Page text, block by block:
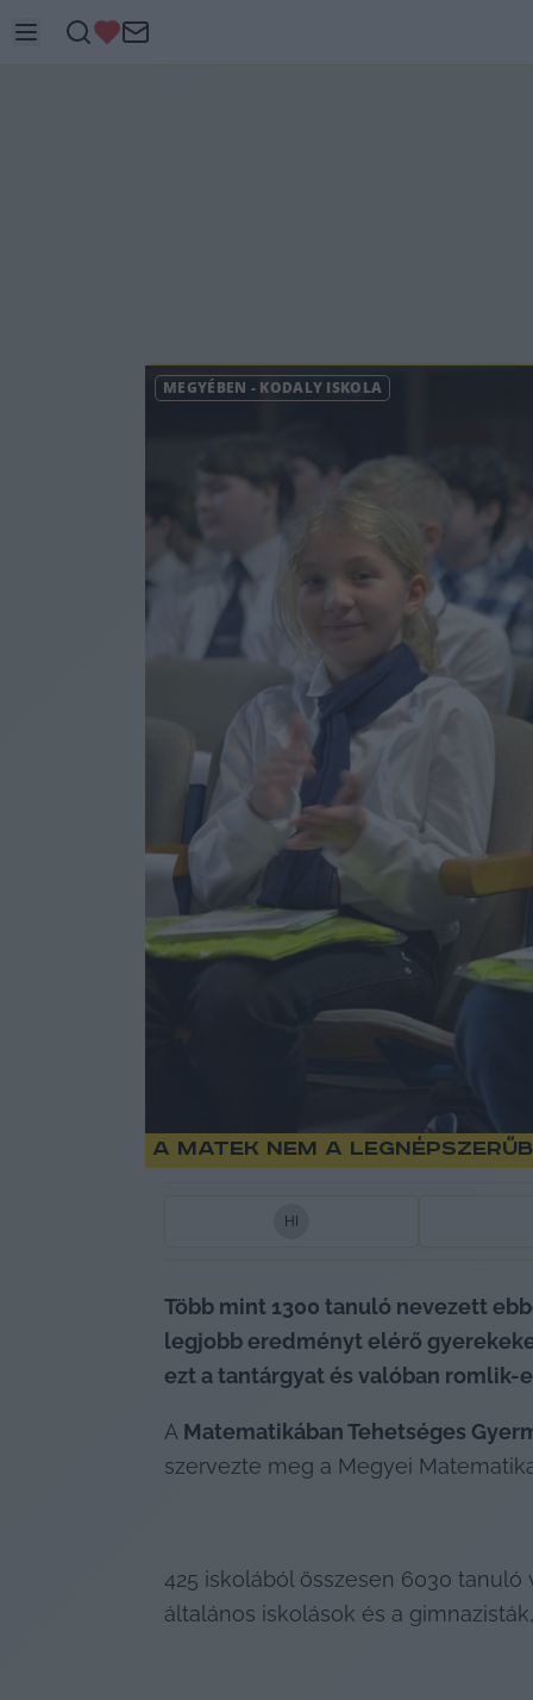
MEGYÉBEN - KODÁLY ISKOLA
A matek nem a
HI
Több mint 1300 tanuló nevezett
legjobb eredményt elérő
ezt a tantárgyat és valóban romlik-
A Matematikában Tehetséges
szervezte meg a Megyei
425 iskolából összesen 6030
általános iskolások és a